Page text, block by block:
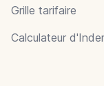
Grille tarifaire
Calculateur